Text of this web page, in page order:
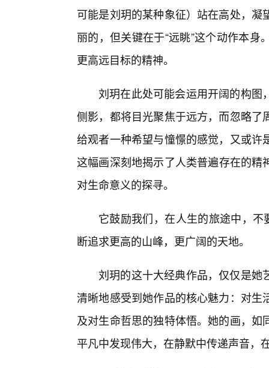
可能是刘玥的某种象征）站在高处，
丽的，但关键在于“远眺”这个动作本
更高远目标的精神。
刘玥在此处可能会运用开阔的构图
侧影，都将目光聚焦于远方，而忽略
给观者一种希望与憧憬的感觉，又或
这幅画深刻地揭示了人类普遍存在的
对生命意义的探寻。
它鼓励我们，在人生的旅途中，不
断追求更高的山峰，更广阔的天地。
刘玥的这十大经典作品，仅仅是她
清晰地感受到她作品的核心魅力：对
及对生命哲思的独特体悟。她的画，
平凡中发现伟大，在静默中传递声音，